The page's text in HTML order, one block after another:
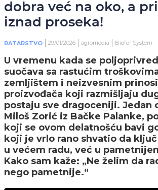
dobra već na oko, a
iznad proseka!
RATARSTVO 29/01/2026 agromedia Biofor System
U vremenu kada se
suočava sa rastućim
zemljištem i neizvesnim
proizvođača koji razmišljaju
postaju sve dragoceniji. Jedan
Miloš Zorić iz Bačke Palanke,
koji se ovom delatnošću bavi
koji je vrlo rano shvatio da
u većem radu, već u
Kako sam kaže: „Ne želim da
nego pametnije.“